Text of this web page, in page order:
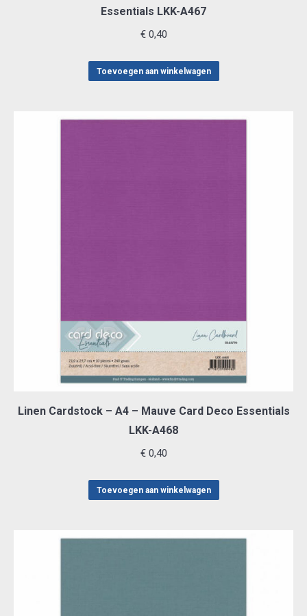
Essentials LKK-A467
€0,40
Toevoegen aan winkelwagen
Linen Cardstock – A4 – Mauve Card Deco Essentials
LKK-A468
€0,40
Toevoegen aan winkelwagen